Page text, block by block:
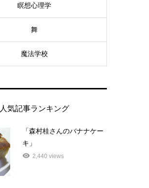
瞑想心理学
舞
魔法学校
人気記事ランキング
「森村桂さんのバナナケー
キ」
2,440 views